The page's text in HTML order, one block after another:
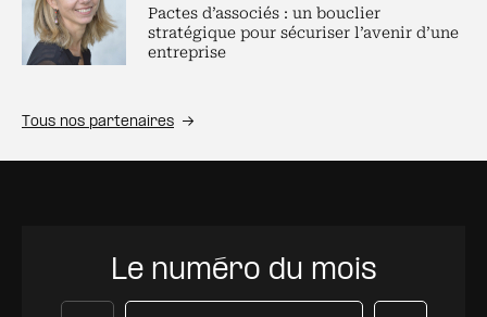
Pactes d’associés : un bouclier
stratégique pour sécuriser l’avenir d’une
entreprise
Tous nos partenaires
Le numéro du mois